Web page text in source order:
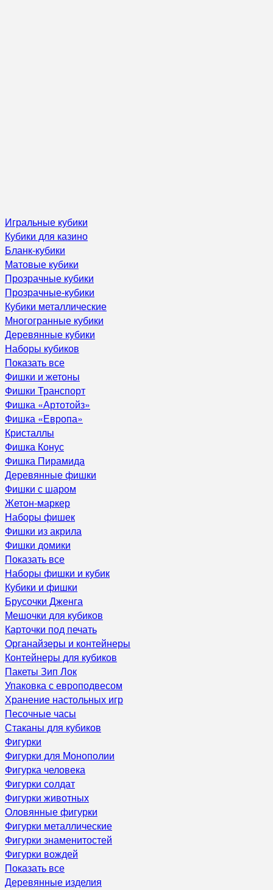
Игральные кубики
Кубики для казино
Бланк-кубики
Матовые кубики
Прозрачные кубики
Прозрачные-кубики
Кубики металлические
Многогранные кубики
Деревянные кубики
Наборы кубиков
Показать все
Фишки и жетоны
Фишки Транспорт
Фишка «Артотойз»
Фишка «Европа»
Кристаллы
Фишка Конус
Фишка Пирамида
Деревянные фишки
Фишки с шаром
Жетон-маркер
Наборы фишек
Фишки из акрила
Фишки домики
Показать все
Наборы фишки и кубик
Кубики и фишки
Брусочки Дженга
Мешочки для кубиков
Карточки под печать
Органайзеры и контейнеры
Контейнеры для кубиков
Пакеты Зип Лок
Упаковка с европодвесом
Хранение настольных игр
Песочные часы
Стаканы для кубиков
Фигурки
Фигурки для Монополии
Фигурка человека
Фигурки солдат
Фигурки животных
Оловянные фигурки
Фигурки металлические
Фигурки знаменитостей
Фигурки вождей
Показать все
Деревянные изделия